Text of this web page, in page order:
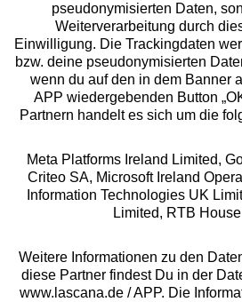
Über uns
Rechtliches
Alle Preise inkl. MwSt., zzgl.
Versandkosten
** Bonität vorausgesetzt, berechtigt zur
pseudonymisierten Daten,
Weiterverarbeitung durch
Einwilligung. Die Trackingdaten
bzw. deine pseudonymisierten
wenn du auf den in dem Banner
APP wiedergebenden Button
Partnern handelt es sich um die
Meta Platforms Ireland Limited,
Criteo SA, Microsoft Ireland
Information Technologies UK
Limited, RTB
Weitere Informationen zu den
diese Partner findest Du in der
www.lascana.de / APP. Die